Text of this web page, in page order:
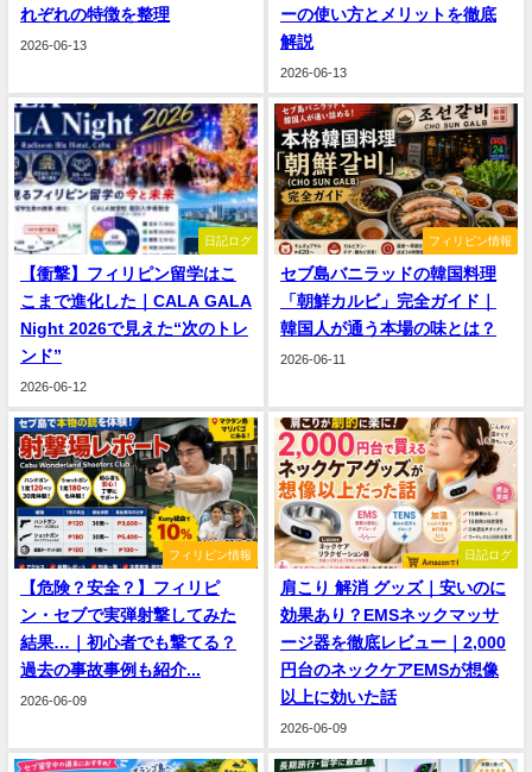
れぞれの特徴を整理
2026-06-13
ーの使い方とメリットを徹底
解説
2026-06-13
日記ログ
【衝撃】フィリピン留学はこ
こまで進化した｜CALA GALA
Night 2026で見えた“次のトレ
ンド”
2026-06-12
フィリピン情報
セブ島バニラッドの韓国料理
「朝鮮カルビ」完全ガイド｜
韓国人が通う本場の味とは？
2026-06-11
フィリピン情報
【危険？安全？】フィリピ
ン・セブで実弾射撃してみた
結果…｜初心者でも撃てる？
過去の事故事例も紹介...
2026-06-09
日記ログ
肩こり 解消 グッズ｜安いのに
効果あり？EMSネックマッサ
ージ器を徹底レビュー｜2,000
円台のネックケアEMSが想像
以上に効いた話
2026-06-09